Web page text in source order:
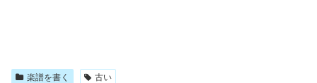
楽譜を書く 古い